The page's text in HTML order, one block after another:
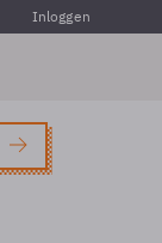
Inloggen